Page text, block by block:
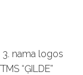
nama logos
“ĢILDE”